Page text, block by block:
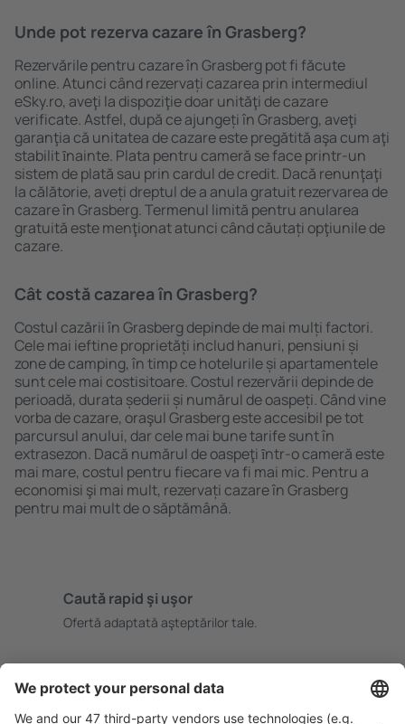
Unde pot rezerva cazare în Grasberg?
Rezervările pentru cazare în Grasberg pot fi făcute
online. Atunci când rezervați cazarea prin intermediul
eSky.ro, aveţi la dispoziţie doar unităţi de cazare
verificate. Astfel, după ce ajungeți în Grasberg, aveţi
garanţia că unitatea de cazare este pregătită aşa cum aţi
stabilit ȋnainte. Plata pentru cameră se face printr-un
sistem de plată sau prin cardul de credit. Dacă renunţaţi
la călătorie, aveți dreptul de a anula gratuit rezervarea de
cazare în Grasberg. Termenul limită pentru anularea
gratuită este menţionat atunci când căutați opţiunile de
cazare.
Cât costă cazarea în Grasberg?
Costul cazării în Grasberg depinde de mai mulți factori.
Cele mai ieftine proprietăți includ hanuri, pensiuni și
zone de camping, în timp ce hotelurile și apartamentele
sunt cele mai costisitoare. Costul rezervării depinde de
perioadă, durata șederii și numărul de oaspeți. Când vine
vorba de cazare, oraşul Grasberg este accesibil pe tot
parcursul anului, dar cele mai bune tarife sunt în
extrasezon. Dacă numărul de oaspeţi ȋntr-o cameră este
mai mare, costul pentru fiecare va fi mai mic. Pentru a
economisi şi mai mult, rezervați cazare în Grasberg
pentru mai mult de o săptămână.
Caută rapid şi uşor
Ofertă adaptată aşteptărilor tale.
Rezervare fără griji cu opțiune gratuită de anulare.